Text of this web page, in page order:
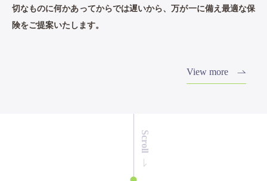
切なものに何かあってからでは遅いから、万が一に備え最適な保
険をご提案いたします。
View more
Scroll